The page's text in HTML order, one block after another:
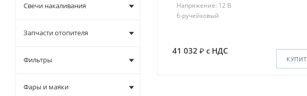
Напряжение: 12 В
6-ручейковый
41 032 с НДС
Свечи накаливания
Запчасти отопителя
Фильтры
Фары и маяки